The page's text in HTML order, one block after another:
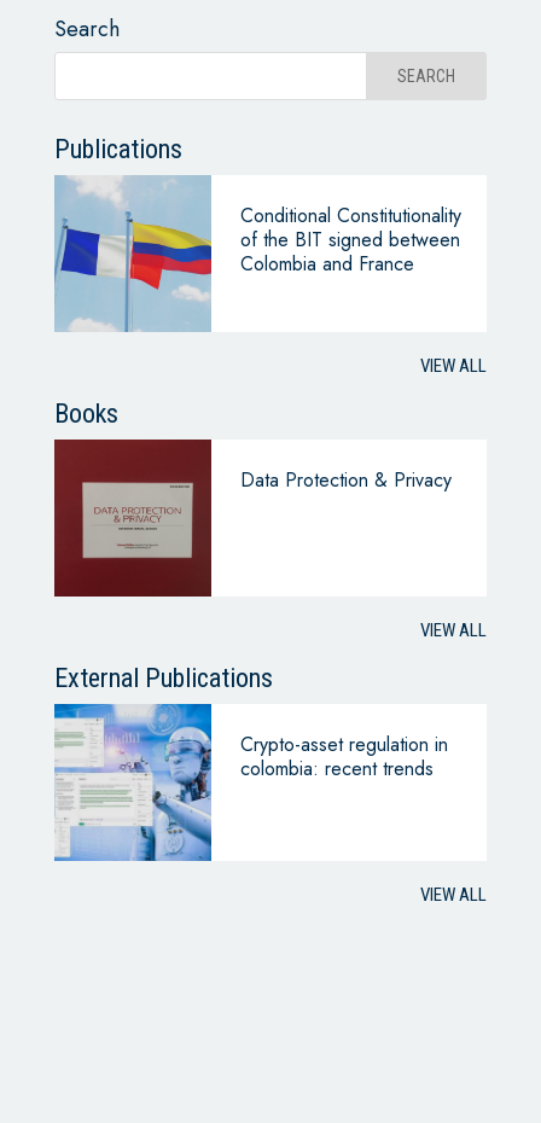
Search
Publications
Conditional Constitutionality
of the BIT signed between
Colombia and France
VIEW ALL
Books
Data Protection & Privacy
VIEW ALL
External Publications
Crypto-asset regulation in
colombia: recent trends
VIEW ALL